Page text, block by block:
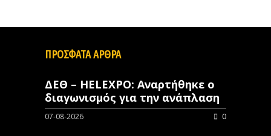
ΠΡΟΣΦΑΤΑ ΑΡΘΡΑ
ΔΕΘ – HELEXPO: Αναρτήθηκε ο
διαγωνισμός για την ανάπλαση
07-08-2026 0